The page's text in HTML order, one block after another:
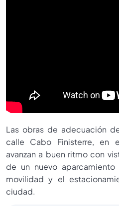
Las obras de adecuación
calle Cabo Finisterre, en
avanzan a buen ritmo con
de un nuevo
movilidad y el
ciudad.